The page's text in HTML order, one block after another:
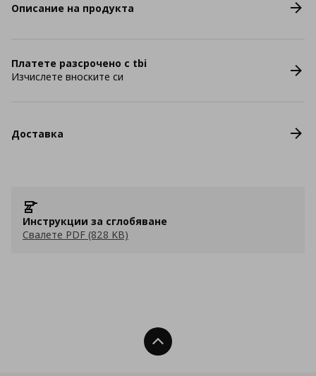
Описание на продукта
Платете разсрочено с tbi
Изчислете вноските си
Доставка
Инструкции за сглобяване
Свалете PDF (828 KB)
Нагоре